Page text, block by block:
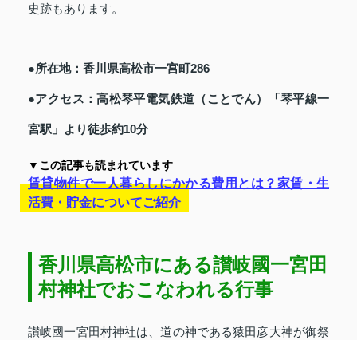
史跡もあります。
●所在地：香川県高松市一宮町286
●アクセス：高松琴平電気鉄道（ことでん）「琴平線一
宮駅」より徒歩約10分
▼この記事も読まれています
賃貸物件で一人暮らしにかかる費用とは？家賃・生
活費・貯金についてご紹介
香川県高松市にある讃岐國一宮田
村神社でおこなわれる行事
讃岐國一宮田村神社は、道の神である猿田彦大神が御祭